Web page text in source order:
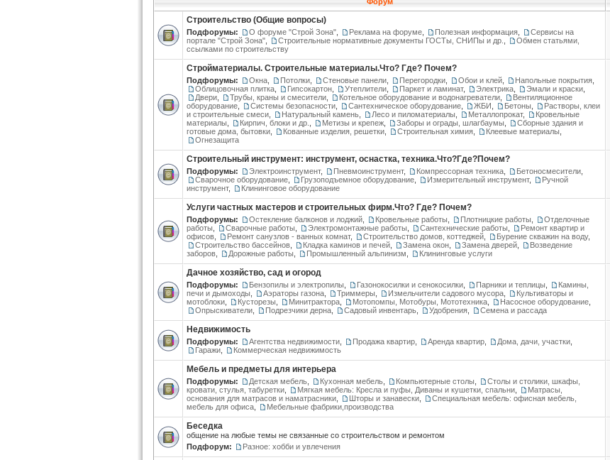
Строительство (Общие вопросы)
Подфорумы: О форуме "Строй Зона" Реклама на форуме Полезная информация
Сервисы на
портале "Строй Зона"
Строительные нормативные документы ГОСТы, СНИПы и др.
Обмен статьями,
ссылками по строительству
Стройматериалы. Строительные материалы.Что? Где? Почем?
Подфорумы: Окна Потолки Стеновые панели Перегородки Обои и клей Напольные покрытия
Облицовочная плитка
Гипсокартон Утеплители Паркет и ламинат, Электрика Эмали и краски
Двери
Трубы, краны и смесители Котельное оборудование и водонагреватели
Вентиляционное
оборудование
Системы безопасности Сантехническое оборудование ЖБИ Бетоны
Растворы, клеи
и строительные смеси
Натуральный камень Лесо и пиломатериалы Металлопрокат,
Кровельные
материалы
Кирпич, блоки и др. Метизы и крепеж Заборы и ограды, шлагбаумы
Сборные здания и
готовые дома, бытовки
Кованные изделия, решетки Строительная химия Клеевые материалы
Огнезащита
Строительный инструмент: инструмент, оснастка, техника.Что?Где?Почем?
Подфорумы: Электроинструмент, Пневмоинструмент, Компрессорная техника Бетоносмесители
Сварочное оборудование
Грузоподъемное оборудование Измерительный инструмент,
Ручной
инструмент, Клининговое оборудование
Услуги частных мастеров и строительных фирм.Что? Где? Почем?
Подфорумы: Остекление балконов и лоджий Кровельные работы Плотницкие работы
Отделочные
работы
Сварочные работы Электромонтажные работы Сантехнические работы
Ремонт квартир и
офисов
Ремонт санузлов - ванных комнат, Строительство домов, коттеджей Бурение скважин на воду,
Строительство бассейнов
Кладка каминов и печей Замена окон Замена дверей
Возведение
заборов
Дорожные работы Промышленный альпинизм Клининговые услуги
Дачное хозяйство, сад и огород
Подфорумы: Бензопилы и электропилы Газонокосилки и сенокосилки Парники и теплицы
Камины,
печи и дымоходы
Аэраторы газона Триммеры Измельчители садового мусора
Культиваторы и
мотоблоки
Кусторезы Минитрактора Мотопомпы, Мотобуры, Мототехника Насосное оборудование
Опрыскиватели
Подрезчики дерна Садовый инвентарь Удобрения Семена и рассада
Недвижимость
Подфорумы: Агентства недвижимости Продажа квартир Аренда квартир Дома, дачи, участки
Гаражи
Коммерческая недвижимость
Мебель и предметы для интерьера
Подфорумы: Детская мебель Кухонная мебель Компьютерные столы
Столы и столики, шкафы,
кровати, стулья, табуретки
Мягкая мебель: Кресла и пуфы, Диваны и кушетки, спальни
Матрасы,
основания для матрасов и наматрасники
Шторы и занавески
Специальная мебель: офисная мебель,
мебель для офиса
Мебельные фабрики,производства
Беседка
общение на любые темы не связанные со строительством и ремонтом
Подфорум:
Разное: хобби и увлечения